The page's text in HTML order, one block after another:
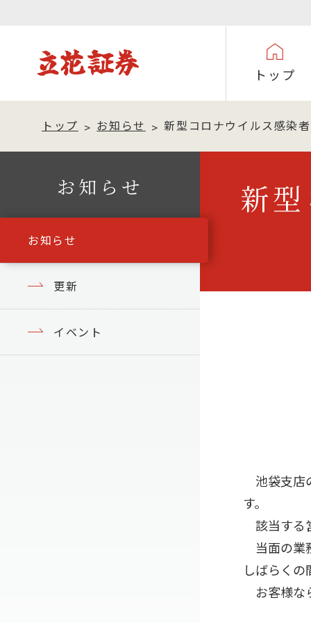
トップ
トップ お知らせ 新型コロナウイルス感染
お知らせ
お知らせ
更新
イベント
新
池袋支店
す。
該当する
当面の業
しばらく
お客様な